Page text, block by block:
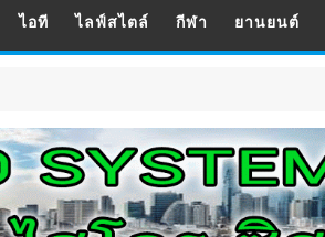
ไอที ไลฟ์สไตล์ กีฬา ยานยนต์